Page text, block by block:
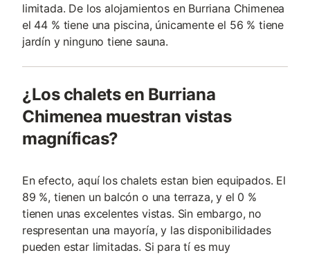
limitada. De los alojamientos en Burriana Chimenea
el 44 % tiene una piscina, únicamente el 56 % tiene
jardín y ninguno tiene sauna.
¿Los chalets en Burriana
Chimenea muestran vistas
magníficas?
En efecto, aquí los chalets estan bien equipados. El
89 %, tienen un balcón o una terraza, y el 0 %
tienen unas excelentes vistas. Sin embargo, no
respresentan una mayoría, y las disponibilidades
pueden estar limitadas. Si para tí es muy